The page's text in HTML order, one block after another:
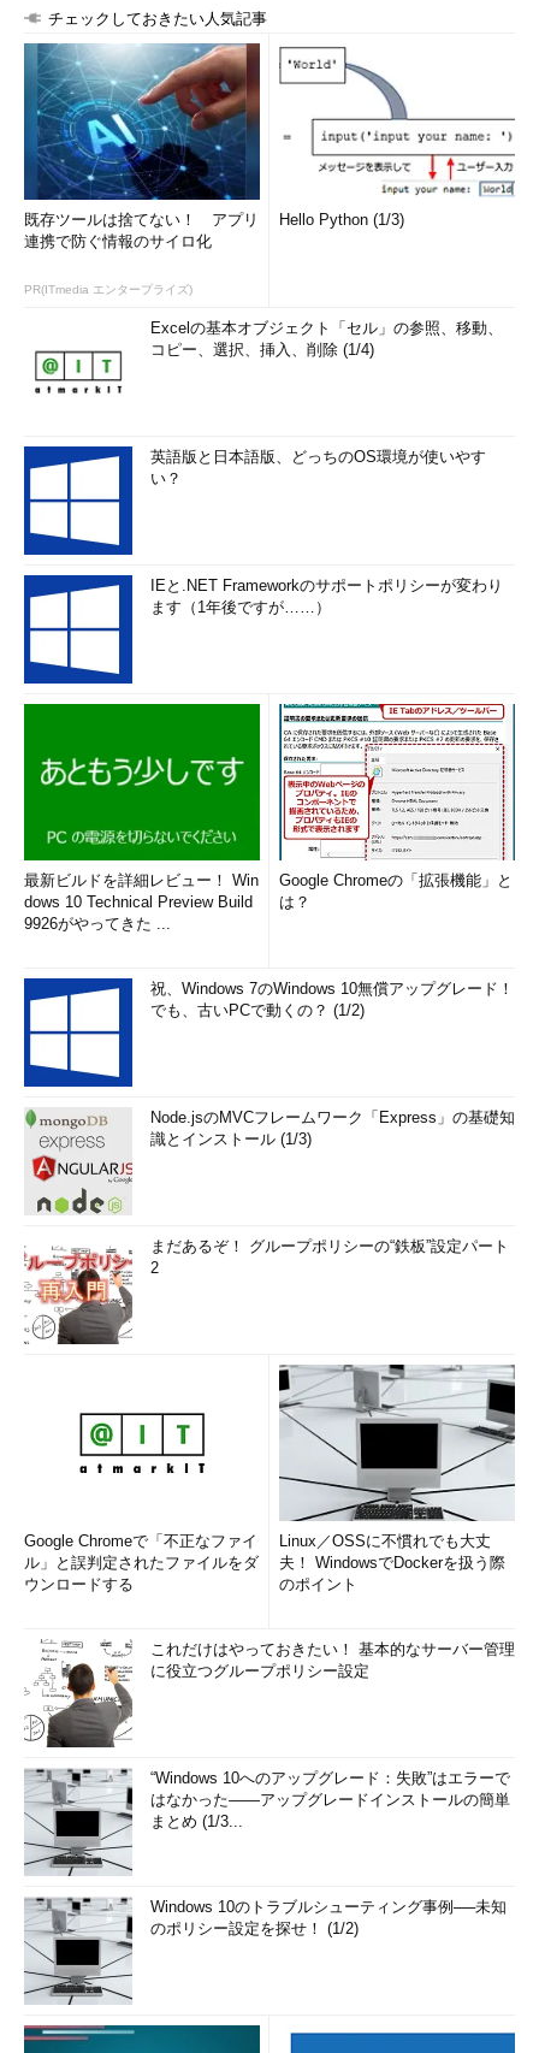
チェックしておきたい人気記事
既存ツールは捨てない！ アプリ
連携で防ぐ情報のサイロ化
PR(ITmedia エンタープライズ)
Hello Python (1/3)
Excelの基本オブジェクト「セル」の参照、移動、
コピー、選択、挿入、削除 (1/4)
英語版と日本語版、どっちのOS環境が使いやす
い？
IEと.NET Frameworkのサポートポリシーが変わり
ます（1年後ですが……）
最新ビルドを詳細レビュー！ Win
dows 10 Technical Preview Build
9926がやってきた ...
Google Chromeの「拡張機能」と
は？
祝、Windows 7のWindows 10無償アップグレード！
でも、古いPCで動くの？ (1/2)
Node.jsのMVCフレームワーク「Express」の基礎知
識とインストール (1/3)
まだあるぞ！ グループポリシーの“鉄板”設定パート
2
Google Chromeで「不正なファイ
ル」と誤判定されたファイルをダ
ウンロードする
Linux／OSSに不慣れでも大丈
夫！ WindowsでDockerを扱う際
のポイント
これだけはやっておきたい！ 基本的なサーバー管理
に役立つグループポリシー設定
“Windows 10へのアップグレード：失敗”はエラーで
はなかった――アップグレードインストールの簡単
まとめ (1/3...
Windows 10のトラブルシューティング事例──未知
のポリシー設定を探せ！ (1/2)